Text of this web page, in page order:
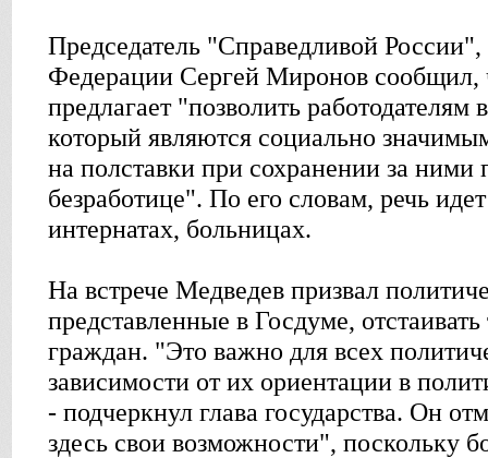
Председатель "Справедливой России",
Федерации Сергей Миронов сообщил,
предлагает "позволить работодателям
который являются социально
на полставки при сохранении за ними
безработице". По его словам, речь
интернатах, больницах.
На встрече Медведев призвал
представленные в Госдуме,
граждан. "Это важно для всех
зависимости от их ориентации в
- подчеркнул глава государства. Он
здесь свои возможности", поскольку